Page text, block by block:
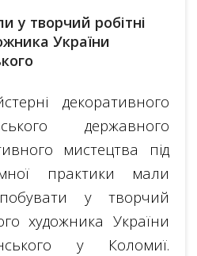
у творчий робітні
України
декоративного
державного
мистецтва під
практики мали
у творчий
художника України
у Коломиї.